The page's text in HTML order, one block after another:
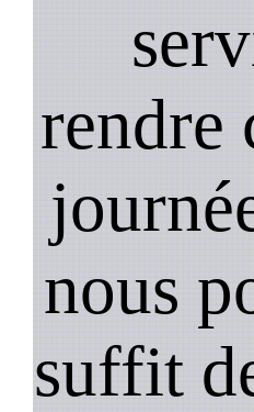
rendre
nous
suffit